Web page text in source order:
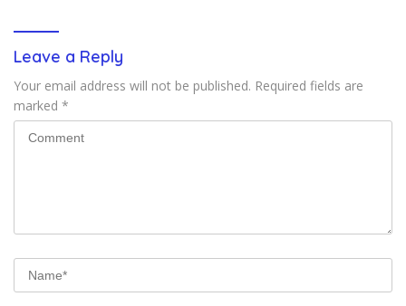
Leave a Reply
Your email address will not be published. Required fields are
marked *